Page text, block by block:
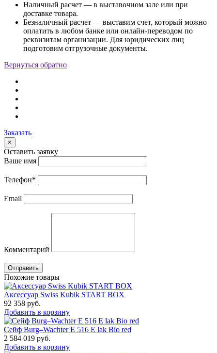
Наличный расчет — в выставочном зале или при
доставке товара.
Безналичный расчет — выставим счет, который можно
оплатить в любом банке или онлайн-переводом по
реквизитам организации. Для юридических лиц
подготовим отгрузочные документы.
Вернуться обратно
Заказать
×
Оставить заявку
Ваше имя
Телефон*
Email
Комментарий
Отправить
Похожие товары
Аксессуар Swiss Kubik START BOX
92 358 руб.
Добавить в корзину
Сейф Burg–Wachter E 516 E lak Bio red
2 584 019 руб.
Добавить в корзину